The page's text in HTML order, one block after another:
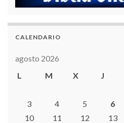
CALENDARIO
agosto 2026
L
M X J
3
4 5 6
10
11 12 13